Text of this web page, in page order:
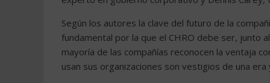
Según los autores la clave del futuro de la
fundamental por la que el CHRO debe ser, junto
mayoría de las compañías reconocen la ventaja
usan sus organizaciones son vestigios de una era